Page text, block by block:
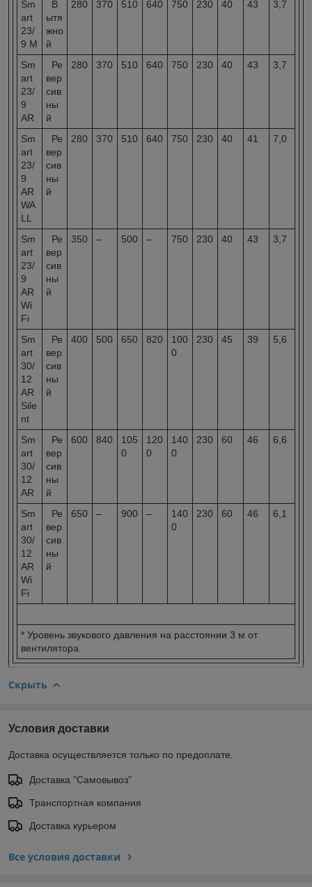
Sm
art
23/
9 M
В
ытя
жно
й
280 370 510 640 750 230 40 43 3,7
Sm
art
23/
9
AR
Ре
вер
сив
ны
й
280 370 510 640 750 230 40 43 3,7
Sm
art
23/
9
AR
WA
LL
Ре
вер
сив
ны
й
280 370 510 640 750 230 40 41 7,0
Sm
art
23/
9
AR
Wi
Fi
Ре
вер
сив
ны
й
350 – 500 – 750 230 40 43 3,7
Sm
art
30/
12
AR
Sile
nt
Ре
вер
сив
ны
й
400 500 650 820
100
0
230 45 39 5,6
Sm
art
30/
12
AR
Ре
вер
сив
ны
й
600 840
105
0
120
0
140
0
230 60 46 6,6
Sm
art
30/
12
AR
Wi
Fi
Ре
вер
сив
ны
й
650 – 900 –
140
0
230 60 46 6,1
* Уровень звукового давления на расстоянии 3 м от
вентилятора.
Скрыть
Условия доставки
Доставка осуществляется только по предоплате.
Доставка "Самовывоз"
Транспортная компания
Доставка курьером
Все условия доставки